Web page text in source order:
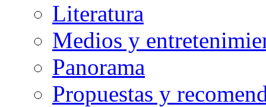
Literatura
Medios y
Panorama
Propuestas y